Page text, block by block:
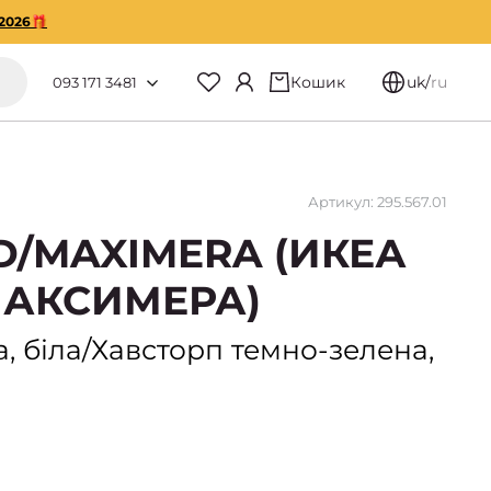
093 171 3481 Кошик uk/ru
Артикул: 295.567.01
MAXIMERA (ИКЕА
Хавсторп темно-зелена,